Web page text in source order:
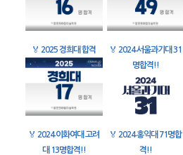
🏅 2025 경희대 합격 🏅 2024 서울과기대 31
명합격!!
🏅 2024 이화여대 고려
대 13명합격!!
🏅 2024 홍익대 71명합
격!!